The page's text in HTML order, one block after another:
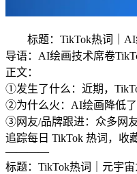
标题：TikTok热词｜AI
导语：AI绘画技术席卷
正文：
①发生了什么：近期，
②为什么火：AI绘画降低了
③网友/品牌跟进：众多网
追踪每日 TikTok 热词，收
————
标题：TikTok热词｜元宇宙